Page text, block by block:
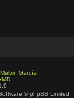
Melvin García
© phpBB Limited